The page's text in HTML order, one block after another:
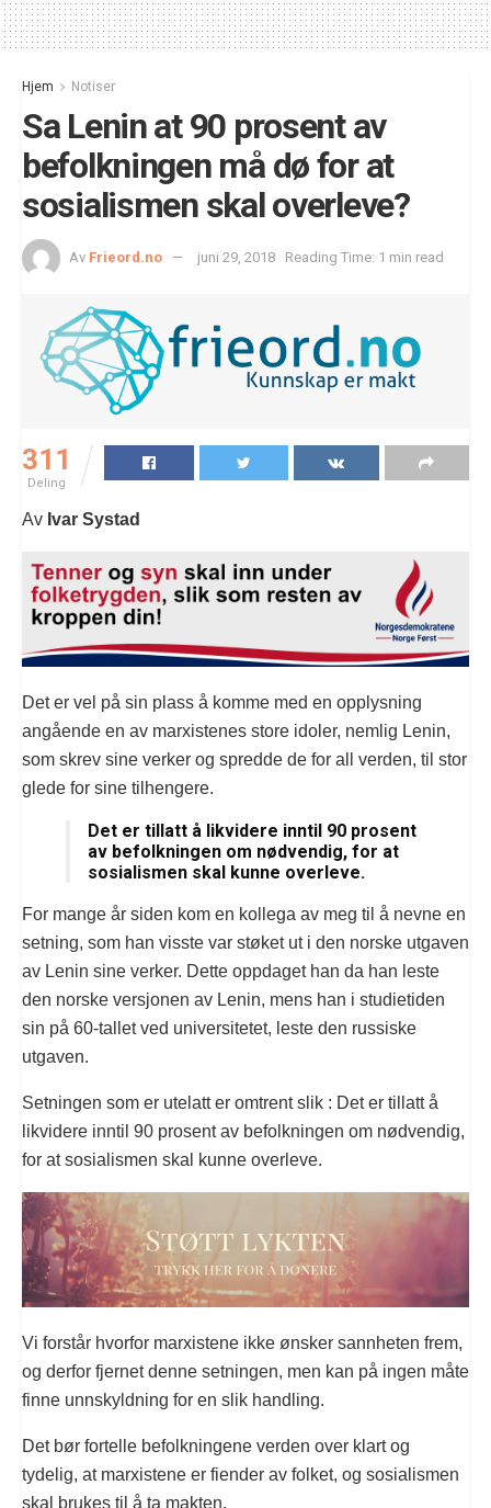
Hjem Notiser
Sa Lenin at 90 prosent av
befolkningen må dø for at
sosialismen skal overleve?
Av Frieord.no juni 29, 2018 Reading Time: 1 min read
311
Deling
Av Ivar Systad
Det er vel på sin plass å komme med en opplysning
angående en av marxistenes store idoler, nemlig Lenin,
som skrev sine verker og spredde de for all verden, til stor
glede for sine tilhengere.
Det er tillatt å likvidere inntil 90 prosent
av befolkningen om nødvendig, for at
sosialismen skal kunne overleve.
For mange år siden kom en kollega av meg til å nevne en
setning, som han visste var støket ut i den norske utgaven
av Lenin sine verker. Dette oppdaget han da han leste
den norske versjonen av Lenin, mens han i studietiden
sin på 60-tallet ved universitetet, leste den russiske
utgaven.
Setningen som er utelatt er omtrent slik : Det er tillatt å
likvidere inntil 90 prosent av befolkningen om nødvendig,
for at sosialismen skal kunne overleve.
Vi forstår hvorfor marxistene ikke ønsker sannheten frem,
og derfor fjernet denne setningen, men kan på ingen måte
finne unnskyldning for en slik handling.
Det bør fortelle befolkningene verden over klart og
tydelig, at marxistene er fiender av folket, og sosialismen
skal brukes til å ta makten.